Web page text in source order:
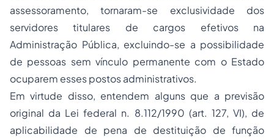
assessoramento, tornaram-se exclusividade dos
servidores titulares de cargos efetivos na
Administração Pública, excluindo-se a possibilidade
de pessoas sem vínculo permanente com o Estado
ocuparem esses postos administrativos.
Em virtude disso, entendem alguns que a previsão
original da Lei federal n. 8.112/1990 (art. 127, VI), de
aplicabilidade de pena de destituição de função